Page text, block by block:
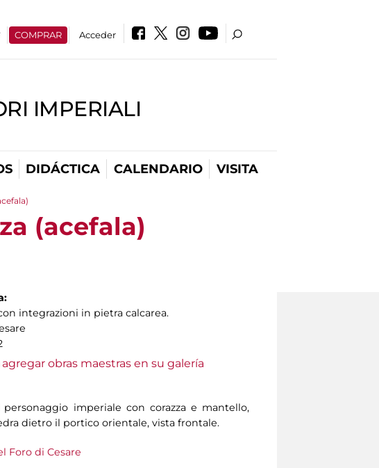
COMPRAR Acceder
IMPERIALI
DIDÁCTICA CALENDARIO VISITA
(acefala)
integrazioni in pietra calcarea.
obras maestras en su galería
personaggio imperiale con corazza e mantello,
dietro il portico orientale, vista frontale.
Foro di Cesare